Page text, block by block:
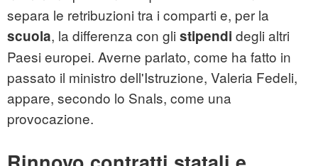
separa le retribuzioni tra i comparti e, per la
scuola, la differenza con gli stipendi degli altri
Paesi europei. Averne parlato, come ha fatto in
passato il ministro dell'Istruzione, Valeria Fedeli,
appare, secondo lo Snals, come una
provocazione.